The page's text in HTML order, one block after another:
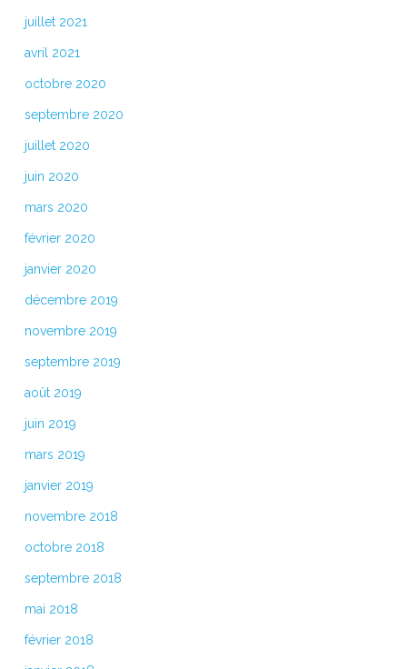
juillet 2021
avril 2021
octobre 2020
septembre 2020
juillet 2020
juin 2020
mars 2020
février 2020
janvier 2020
décembre 2019
novembre 2019
septembre 2019
août 2019
juin 2019
mars 2019
janvier 2019
novembre 2018
octobre 2018
septembre 2018
mai 2018
février 2018